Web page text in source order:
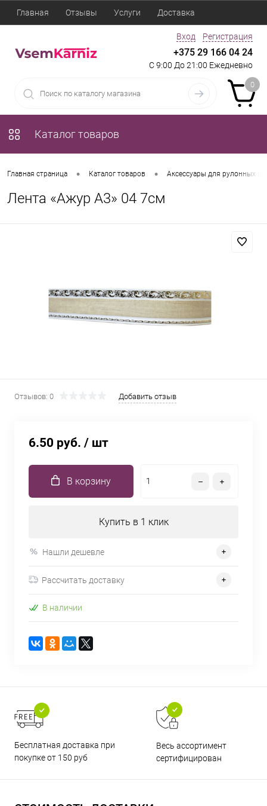
Главная Отзывы Услуги Доставка
Вход Регистрация
+375 29 166 04 24
С 9:00 До 21:00 Ежедневно
0
Каталог товаров
Главная страница • Каталог товаров • Аксессуары для рулонных
Лента «Ажур А3» 04 7см
Отзывов: 0 Добавить отзыв
6.50 руб. / шт
В корзину
Купить в 1 клик
Нашли дешевле
Рассчитать доставку
В наличии
Бесплатная доставка при
покупке от 150 руб
Весь ассортимент
сертифицирован